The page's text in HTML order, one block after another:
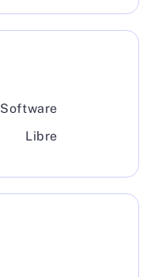
Software
Libre